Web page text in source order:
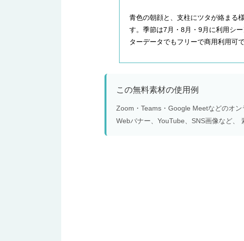
青色の朝顔と、支柱にツタが絡まる
す。季節は7月・8月・9月に利用シ
ターデータでもフリーで商用利用可で
この無料素材の使用例
Zoom・Teams・Google Meetなどのオ
Webバナー、YouTube、SNS画像など、